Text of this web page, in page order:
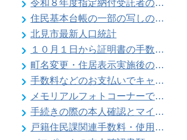
令和８年度指定納付受託者の指定について
住民基本台帳の一部の写しの閲覧状況
北見市最新人口統計
１０月１日から証明書の手数料が変わります
町名変更・住居表示実施後の住所変更
手数料などのお支払いでキャッシュレス決済が利用できます
メモリアルフォトコーナーで記念撮影はいかがですか
手続きの際の本人確認とマイナンバーの確認にご協力ください
戸籍住民課関連手数料・使用料一覧